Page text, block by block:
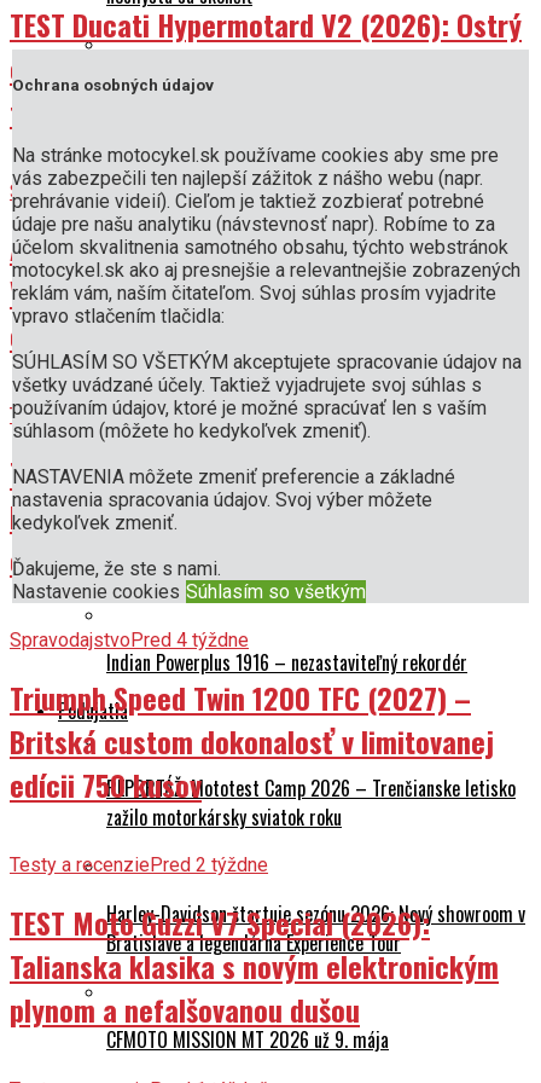
HLADKÝ ŠTART: Ako PRIPRAVIŤ MOTORKU NA SEZÓNU
Ako pripraviť motorku na sezónu: rady pre bezpečnú jazdu
a spoľahlivý výkon
Airbagová vesta: technika zachraňuje životy!
Výber oblečenia pre spolujazdca na motocykli:
Bezpečnosť, komfort a technológie materiálov
História
Ducati SUPERMONO – Legendárny jednorožec
Indian Powerplus 1916 – nezastaviteľný rekordér
Podujatia
REPORTÁŽ: Mototest Camp 2026 – Trenčianske letisko
zažilo motorkársky sviatok roku
Harley-Davidson štartuje sezónu 2026: Nový showroom v
Bratislave a legendárna Experience Tour
CFMOTO MISSION MT 2026 už 9. mája
TEST Ducati Hypermotard V2 (2026): Ostrý
chuligán bez desma, ktorý ťa vyzlečie z
trenírok
SpravodajstvoPred 1 mesiac
AKTUALIZOVANÉ: Predá koncern
Volkswagen taliansku Ducati? Na stole je
obria reštrukturalizácia!
Testy a recenziePred 4 týždne
TEST Ducati Monster Plus (6. generácia):
Nečakané rande s naháčom, ktorý vám
okamžite ukradne srdce
SpravodajstvoPred 4 týždne
Triumph Speed Twin 1200 TFC (2027) –
Britská custom dokonalosť v limitovanej
edícii 750 kusov
Testy a recenziePred 2 týždne
TEST Moto Guzzi V7 Special (2026):
Talianska klasika s novým elektronickým
plynom a nefalšovanou dušou
Ochrana osobných údajov
Na stránke motocykel.sk používame cookies aby sme pre
vás zabezpečili ten najlepší zážitok z nášho webu (napr.
prehrávanie videií). Cieľom je taktiež zozbierať potrebné
údaje pre našu analytiku (návstevnosť napr). Robíme to za
účelom skvalitnenia samotného obsahu, týchto webstránok
motocykel.sk ako aj presnejšie a relevantnejšie zobrazených
reklám vám, naším čitateľom. Svoj súhlas prosím vyjadrite
vpravo stlačením tlačidla:
SÚHLASÍM SO VŠETKÝM akceptujete spracovanie údajov na
všetky uvádzané účely. Taktiež vyjadrujete svoj súhlas s
používaním údajov, ktoré je možné spracúvať len s vaším
súhlasom (môžete ho kedykoľvek zmeniť).
NASTAVENIA môžete zmeniť preferencie a základné
nastavenia spracovania údajov. Svoj výber môžete
kedykoľvek zmeniť.
Ďakujeme, že ste s nami.
Nastavenie cookies Súhlasím so všetkým